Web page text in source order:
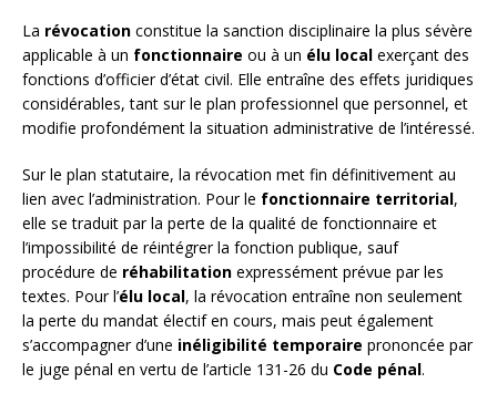
La révocation constitue la sanction disciplinaire la plus sévère
applicable à un fonctionnaire ou à un élu local exerçant des
fonctions d’officier d’état civil. Elle entraîne des effets juridiques
considérables, tant sur le plan professionnel que personnel, et
modifie profondément la situation administrative de l’intéressé.
Sur le plan statutaire, la révocation met fin définitivement au
lien avec l’administration. Pour le fonctionnaire territorial,
elle se traduit par la perte de la qualité de fonctionnaire et
l’impossibilité de réintégrer la fonction publique, sauf
procédure de réhabilitation expressément prévue par les
textes. Pour l’élu local, la révocation entraîne non seulement
la perte du mandat électif en cours, mais peut également
s’accompagner d’une inéligibilité temporaire prononcée par
le juge pénal en vertu de l’article 131-26 du Code pénal.